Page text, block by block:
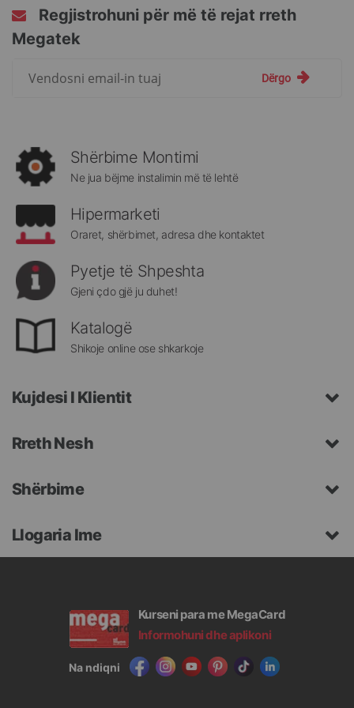
Regjistrohuni për më të rejat rreth
Megatek
rreth
Megatek:
Dërgo
Shërbime Montimi
Ne jua bëjme instalimin më të lehtë
Hipermarketi
Oraret, shërbimet, adresa dhe kontaktet
Pyetje të Shpeshta
Gjeni çdo gjë ju duhet!
Katalogë
Shikoje online ose shkarkoje
Kujdesi I Klientit
Rreth Nesh
Shërbime
Llogaria Ime
Kurseni para me MegaCard
Informohuni dhe aplikoni
Na ndiqni